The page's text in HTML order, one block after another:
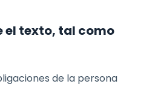
el texto, tal como
de la persona